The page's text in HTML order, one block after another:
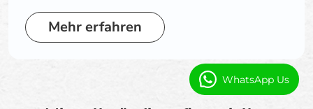
Mehr erfahren
WhatsApp Us